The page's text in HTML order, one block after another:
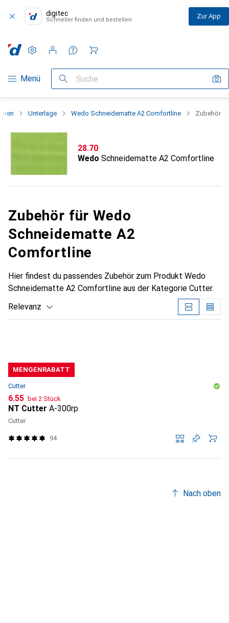
digitec
Schneller finden und bestellen Zur App
Navigation nach Kategorien
Menü Suche
Einstellungen
Kundenkonto
Vergleichslisten
Merklisten
Warenkorb
Unterlage Wedo Schneidematte A2 Comfortline Zubehör
CHF
28.70
Wedo Schneidematte A2 Comfortline
Zubehör für Wedo
Schneidematte A2
Comfortline
Hier findest du passendes Zubehör zum Produkt Wedo
Schneidematte A2 Comfortline aus der Kategorie Cutter.
Relevanz
MENGENRABATT
Cutter
CHF
6.55 bei 2 Stück
NT Cutter A-300rp
Cutter
94
Nach oben